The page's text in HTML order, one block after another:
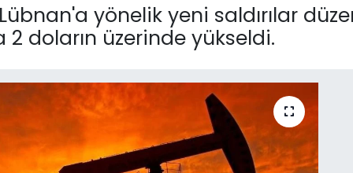
yönelik yeni saldırılar
doların üzerinde yükseldi.